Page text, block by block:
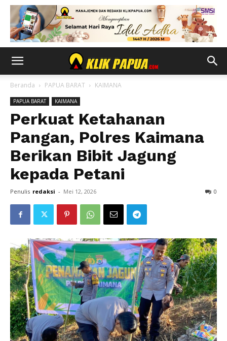
Beranda PAPUA BARAT KAIMANA
PAPUA BARAT KAIMANA
Perkuat Ketahanan
Pangan, Polres Kaimana
Berikan Bibit Jagung
kepada Petani
Penulis redaksi - Mei 12, 2026 0